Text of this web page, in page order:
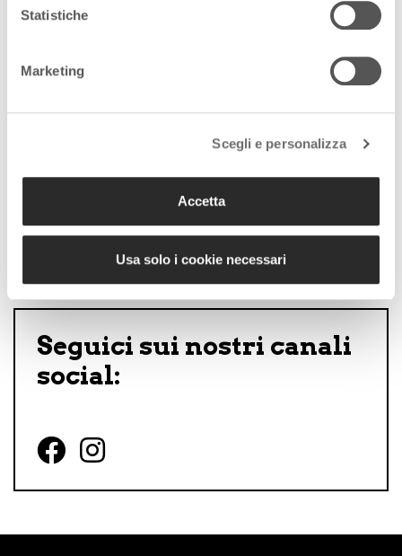
Statistiche
Marketing
Scegli e personalizza
Accetta
Usa solo i cookie necessari
26 Settembre 2012
Seguici sui nostri canali
social:
Follow us on Facebook
Follow us on Instagram